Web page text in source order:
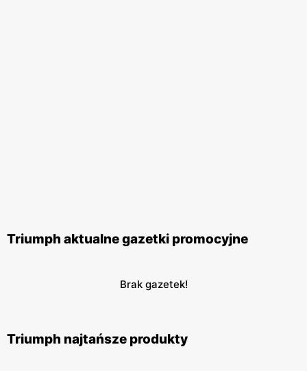
Triumph aktualne gazetki promocyjne
Brak gazetek!
Triumph najtańsze produkty